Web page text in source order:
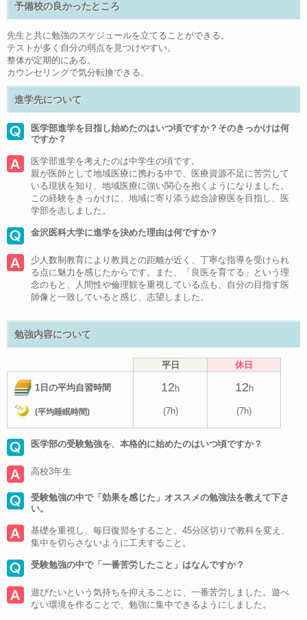
予備校の良かったところ
先生と共に勉強のスケジュールを立てることができる。
テストが多く自分の弱点を見つけやすい。
整体が定期的にある。
カウンセリングで気分転換できる。
進学先について
医学部進学を目指し始めたのはいつ頃ですか？そのきっかけは何
ですか？
医学部進学を考えたのは中学生の頃です。
親が医師として地域医療に携わる中で、医療資源不足に苦労して
いる現状を知り、地域医療に強い関心を抱くようになりました。
この経験をきっかけに、地域に寄り添う総合診療医を目指し、医
学部を志しました。
金沢医科大学に進学を決めた理由は何ですか？
少人数制教育により教員との距離が近く、丁寧な指導を受けられ
る点に魅力を感じたからです。また、「良医を育てる」という理
念のもと、人間性や倫理観を重視している点も、自分の目指す医
師像と一致していると感じ、志望しました。
勉強内容について
平日 休日
1日の平均自習時間 12 h 12 h
(平均睡眠時間) (7h) (7h)
医学部の受験勉強を、本格的に始めたのはいつ頃ですか？
高校3年生
受験勉強の中で「効果を感じた」オススメの勉強法を教えて下さ
い。
基礎を重視し、毎日復習をすること。45分区切りで教科を変え、
集中を切らさないように工夫すること。
受験勉強の中で「一番苦労したこと」はなんですか？
遊びたいという気持ちを抑えることに、一番苦労しました。遊べ
ない環境を作ることで、勉強に集中できるようにしました。